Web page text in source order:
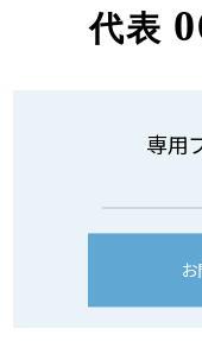
代表
専用